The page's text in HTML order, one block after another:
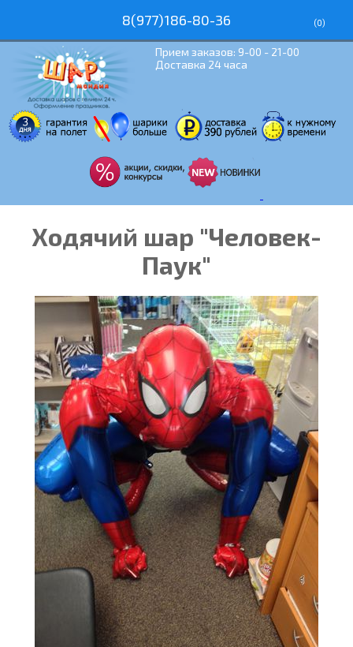
8(977)186-80-36 (0)
Прием заказов: 9-00 - 21-00
Доставка 24 часа
Ходячий шар "Человек-
Паук"